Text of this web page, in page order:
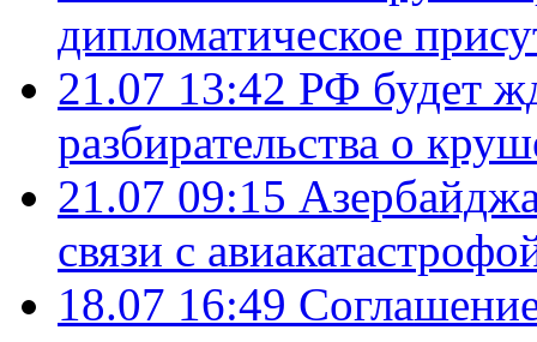
дипломатическое
21.07 13:42 РФ будет
разбирательства о
21.07 09:15
связи с
18.07 16:49